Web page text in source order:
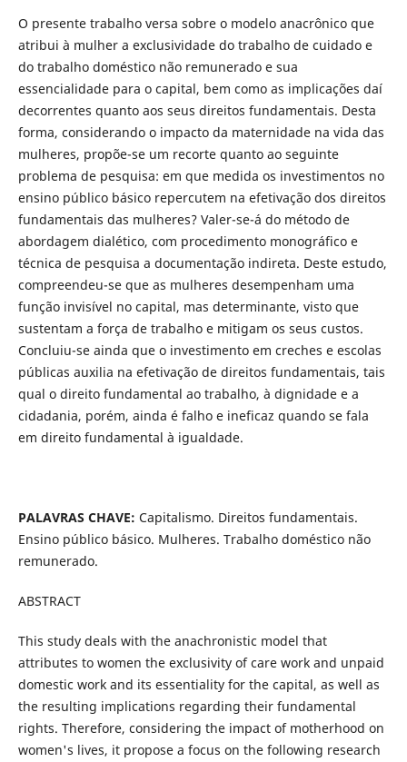
O presente trabalho versa sobre o modelo anacrônico que
atribui à mulher a exclusividade do trabalho de cuidado e
do trabalho doméstico não remunerado e sua
essencialidade para o capital, bem como as implicações daí
decorrentes quanto aos seus direitos fundamentais. Desta
forma, considerando o impacto da maternidade na vida das
mulheres, propõe-se um recorte quanto ao seguinte
problema de pesquisa: em que medida os investimentos no
ensino público básico repercutem na efetivação dos direitos
fundamentais das mulheres? Valer-se-á do método de
abordagem dialético, com procedimento monográfico e
técnica de pesquisa a documentação indireta. Deste estudo,
compreendeu-se que as mulheres desempenham uma
função invisível no capital, mas determinante, visto que
sustentam a força de trabalho e mitigam os seus custos.
Concluiu-se ainda que o investimento em creches e escolas
públicas auxilia na efetivação de direitos fundamentais, tais
qual o direito fundamental ao trabalho, à dignidade e a
cidadania, porém, ainda é falho e ineficaz quando se fala
em direito fundamental à igualdade.
PALAVRAS CHAVE: Capitalismo. Direitos fundamentais.
Ensino público básico. Mulheres. Trabalho doméstico não
remunerado.
ABSTRACT
This study deals with the anachronistic model that
attributes to women the exclusivity of care work and unpaid
domestic work and its essentiality for the capital, as well as
the resulting implications regarding their fundamental
rights. Therefore, considering the impact of motherhood on
women's lives, it propose a focus on the following research